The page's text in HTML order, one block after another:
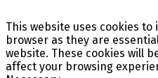
This website uses cookies
browser as they are
website. These cookies will
affect your browsing